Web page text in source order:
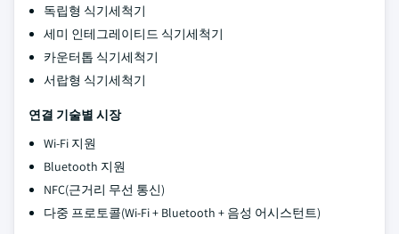
독립형 식기세척기
세미 인테그레이티드 식기세척기
카운터톱 식기세척기
서랍형 식기세척기
연결 기술별 시장
Wi-Fi 지원
Bluetooth 지원
NFC(근거리 무선 통신)
다중 프로토콜(Wi-Fi + Bluetooth + 음성 어시스턴트)